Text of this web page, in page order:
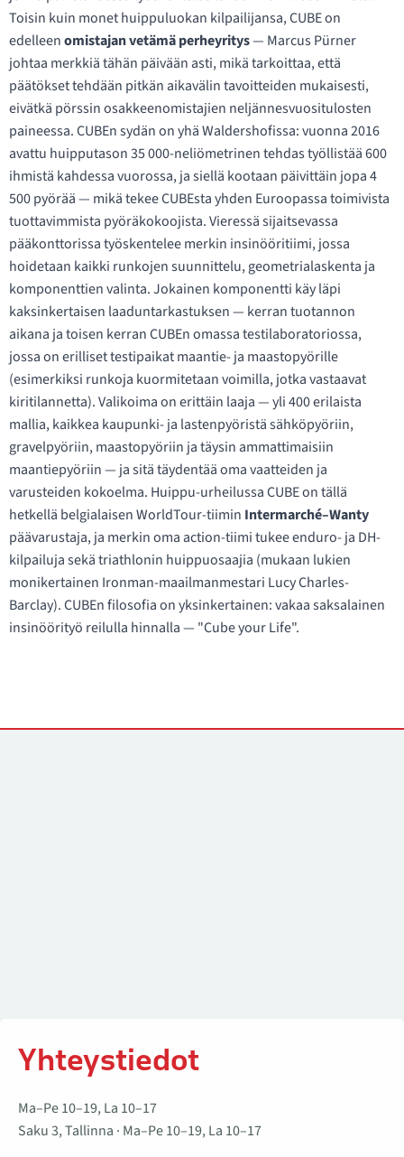
Toisin kuin monet huippuluokan kilpailijansa, CUBE on
edelleenomistajan vetämä perheyritys— Marcus Pürner
johtaa merkkiä tähän päivään asti, mikä tarkoittaa, että
päätökset tehdään pitkän aikavälin tavoitteiden mukaisesti,
eivätkä pörssin osakkeenomistajien neljännesvuositulosten
paineessa. CUBEn sydän on yhä Waldershofissa: vuonna 2016
avattu huipputason 35 000-neliömetrinen tehdas työllistää 600
ihmistä kahdessa vuorossa, ja siellä kootaan päivittäin jopa 4
500 pyörää — mikä tekee CUBEsta yhden Euroopassa toimivista
tuottavimmista pyöräkokoojista. Vieressä sijaitsevassa
pääkonttorissa työskentelee merkin insinööritiimi, jossa
hoidetaan kaikki runkojen suunnittelu, geometrialaskenta ja
komponenttien valinta. Jokainen komponentti käy läpi
kaksinkertaisen laaduntarkastuksen — kerran tuotannon
aikana ja toisen kerran CUBEn omassa testilaboratoriossa,
jossa on erilliset testipaikat maantie- ja maastopyörille
(esimerkiksi runkoja kuormitetaan voimilla, jotka vastaavat
kiritilannetta). Valikoima on erittäin laaja — yli 400 erilaista
mallia, kaikkea kaupunki- ja lastenpyöristä sähköpyöriin,
gravelpyöriin, maastopyöriin ja täysin ammattimaisiin
maantiepyöriin — ja sitä täydentää oma vaatteiden ja
varusteiden kokoelma. Huippu-urheilussa CUBE on tällä
hetkellä belgialaisen WorldTour-tiimin Intermarché–Wanty
päävarustaja, ja merkin oma action-tiimi tukee enduro- ja DH-
kilpailuja sekä triathlonin huippuosaajia (mukaan lukien
monikertainen Ironman-maailmanmestari Lucy Charles-
Barclay). CUBEn filosofia on yksinkertainen: vakaa saksalainen
insinöörityö reilulla hinnalla — "Cube your Life".
Yhteystiedot
Ma–Pe 10–19, La 10–17
Saku 3, Tallinna · Ma–Pe 10–19, La 10–17